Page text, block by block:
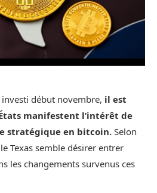
début novembre, il est
manifestent l’intérêt de
stratégique en bitcoin. Selon
Texas semble désirer entrer
les changements survenus ces